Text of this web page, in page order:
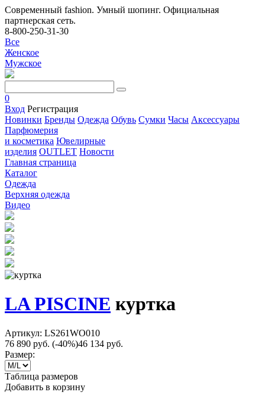
Современный fashion. Умный шопинг. Официальная
партнерская сеть.
8-800-250-31-30
Все
Женское
Мужское
0
Вход Регистрация
Новинки Бренды Одежда Обувь Сумки Часы Аксессуары
Парфюмерия
и косметика Ювелирные
изделия OUTLET Новости
Главная страница
Каталог
Одежда
Верхняя одежда
Видео
LA PISCINE куртка
Артикул: LS261WO010
76 890 руб. (-40%)46 134 руб.
Размер:
Таблица размеров
Добавить в корзину